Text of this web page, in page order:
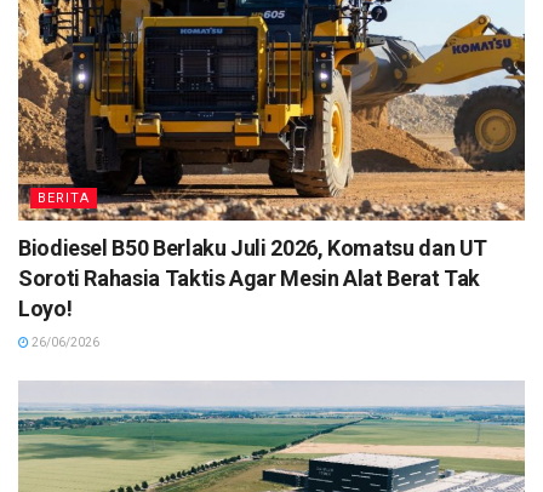
BERITA
Biodiesel B50 Berlaku Juli 2026, Komatsu dan UT
Soroti Rahasia Taktis Agar Mesin Alat Berat Tak
Loyo!
26/06/2026